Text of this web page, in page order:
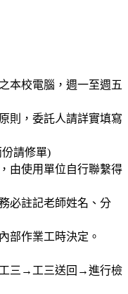
本校電腦，週一至週五
則，委託人請詳實填寫
請修單)
由使用單位自行聯繫得
必註記老師姓名、分
部作業工時決定。
三→工三送回→進行檢